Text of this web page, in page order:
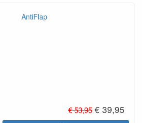
€ 53,95€ 39,95